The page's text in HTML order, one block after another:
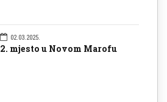
02.03.2025.
2. mjesto u Novom Marofu